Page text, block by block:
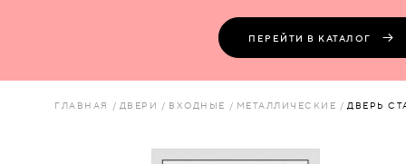
ПЛАСТИКОВЫЕ
КОМБИНИРОВАННЫЕ
Пластиковые
Комбинированные
Пластиковые
Стеклянные
Комбинированные
Пластиковые
Стеклянные
Комбинированные
ПЕРЕЙТИ В КАТАЛОГ
ГЛАВНАЯ ДВЕРИ ВХОДНЫЕ МЕТАЛЛИЧЕСКИЕ ДВЕРЬ